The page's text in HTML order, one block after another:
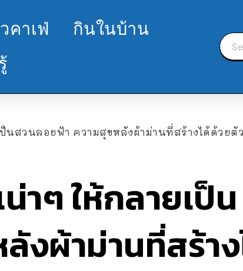
คาเฟ่
กินในบ้าน
สวนลอยฟ้า ความสุขหลังผ้าม่านที่สร้างได้ด้วยตัวเร
าๆ ให้กลายเป็น
งผ้าม่านที่สร้า